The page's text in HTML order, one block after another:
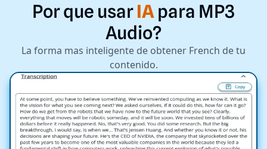
Porque usarIApara MP3
Audio?
La forma mas inteligente de obtener French de tu
contenido.